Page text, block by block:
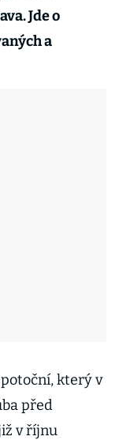
Jde o
a
který v
před
v říjnu